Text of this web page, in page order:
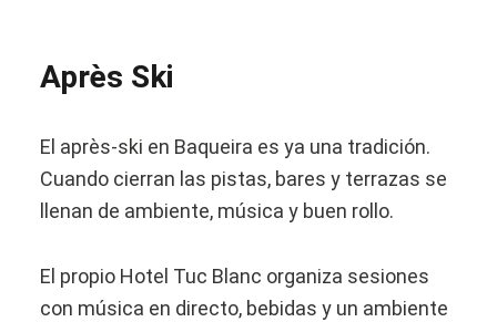
Après Ski
El après-ski en Baqueira es ya una tradición.
Cuando cierran las pistas, bares y terrazas se
llenan de ambiente, música y buen rollo.
El propio Hotel Tuc Blanc organiza sesiones
con música en directo, bebidas y un ambiente